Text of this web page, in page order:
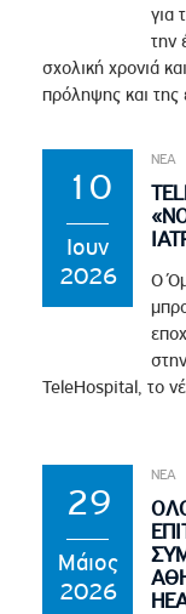
για
την
σχολική χρονιά
πρόληψης και της
10
Ιουν
2026
ΝΕΑ
Ο
TeleHospital, το
29
Μάιος
2026
ΝΕΑ